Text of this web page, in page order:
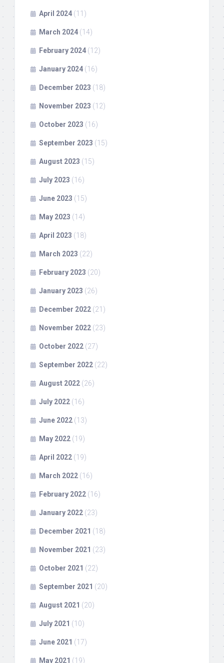
April 2024 (11)
March 2024 (14)
February 2024 (12)
January 2024 (16)
December 2023 (18)
November 2023 (12)
October 2023 (16)
September 2023 (15)
August 2023 (15)
July 2023 (16)
June 2023 (15)
May 2023 (14)
April 2023 (18)
March 2023 (22)
February 2023 (20)
January 2023 (26)
December 2022 (21)
November 2022 (23)
October 2022 (27)
September 2022 (22)
August 2022 (26)
July 2022 (16)
June 2022 (13)
May 2022 (19)
April 2022 (19)
March 2022 (16)
February 2022 (16)
January 2022 (23)
December 2021 (18)
November 2021 (23)
October 2021 (22)
September 2021 (20)
August 2021 (20)
July 2021 (10)
June 2021 (17)
May 2021 (19)